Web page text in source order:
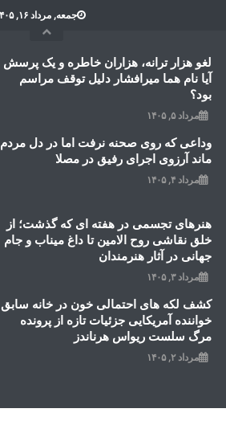
جمعه, مرداد ۱۶, ۱۴۰۵
لغو هزار ترانه، هزاران خاطره و یک پرسش
آیا نام هما میرافشار دلیل توقف مراسم
بود؟
مرداد ۵, ۱۴۰۵
وداعی که روی صحنه نرفت اما در دل مردم
ماند آرزوی اجرای رفیق در مصلا
مرداد ۴, ۱۴۰۵
هنرهای تجسمی در هفته ای که گذشت؛ از
خلق نقاشی روح الامین تا داغ میناب و جام
جهانی در آثار هنرمندان
مرداد ۳, ۱۴۰۵
کشف لکه های احتمالی خون در خانه سابق
خواننده آمریکایی جزئیات تازه از پرونده
مرگ سلست ریواس هرناندز
مرداد ۲, ۱۴۰۵